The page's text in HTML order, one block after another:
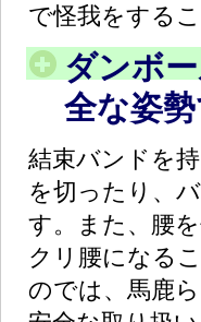
で怪我をする
ダンボ
全な姿
結束バンドを
を切ったり、
す。また、腰
クリ腰になる
のでは、馬鹿